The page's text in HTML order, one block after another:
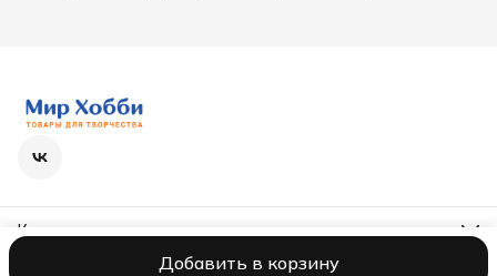
Добавить в корзину
Контакты